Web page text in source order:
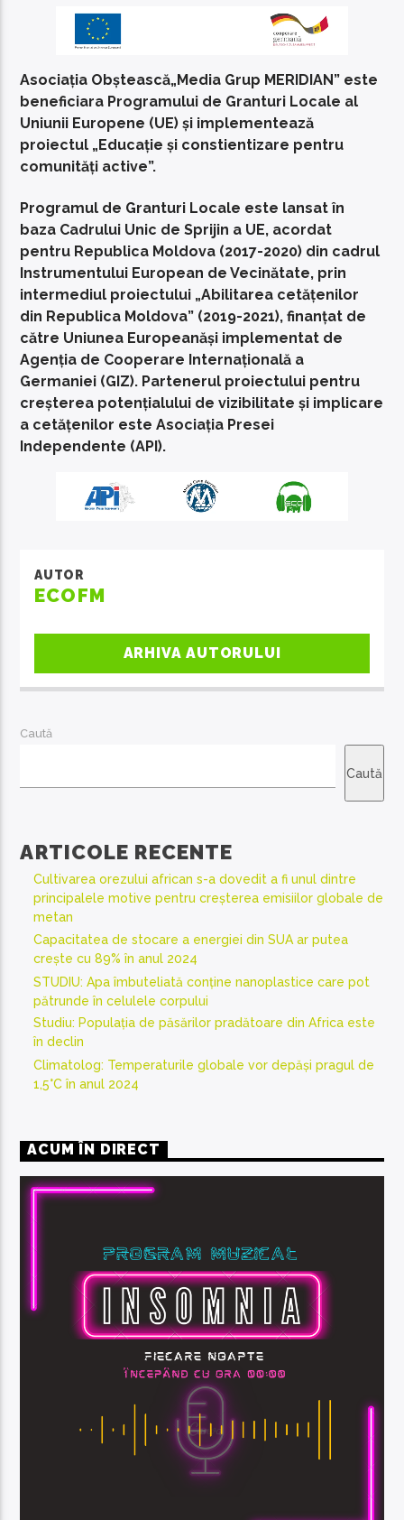
Asociația Obștească„Media Grup MERIDIAN” este
beneficiara Programului de Granturi Locale al
Uniunii Europene (UE) și implementează
proiectul „Educație și constientizare pentru
comunități active”.
Programul de Granturi Locale este lansat în
baza Cadrului Unic de Sprijin a UE, acordat
pentru Republica Moldova (2017-2020) din cadrul
Instrumentului European de Vecinătate, prin
intermediul proiectului „Abilitarea cetățenilor
din Republica Moldova” (2019-2021), finanțat de
către Uniunea Europeanăși implementat de
Agenția de Cooperare Internațională a
Germaniei (GIZ). Partenerul proiectului pentru
creșterea potențialului de vizibilitate și implicare
a cetățenilor este Asociația Presei
Independente (API).
AUTOR
ECOFM
ARHIVA AUTORULUI
Caută
Caută
ARTICOLE RECENTE
Cultivarea orezului african s-a dovedit a fi unul dintre
principalele motive pentru creșterea emisiilor globale de
metan
Capacitatea de stocare a energiei din SUA ar putea
crește cu 89% în anul 2024
STUDIU: Apa îmbuteliată conține nanoplastice care pot
pătrunde în celulele corpului
Studiu: Populația de păsărilor pradătoare din Africa este
în declin
Climatolog: Temperaturile globale vor depăși pragul de
1,5°C în anul 2024
ACUM ÎN DIRECT